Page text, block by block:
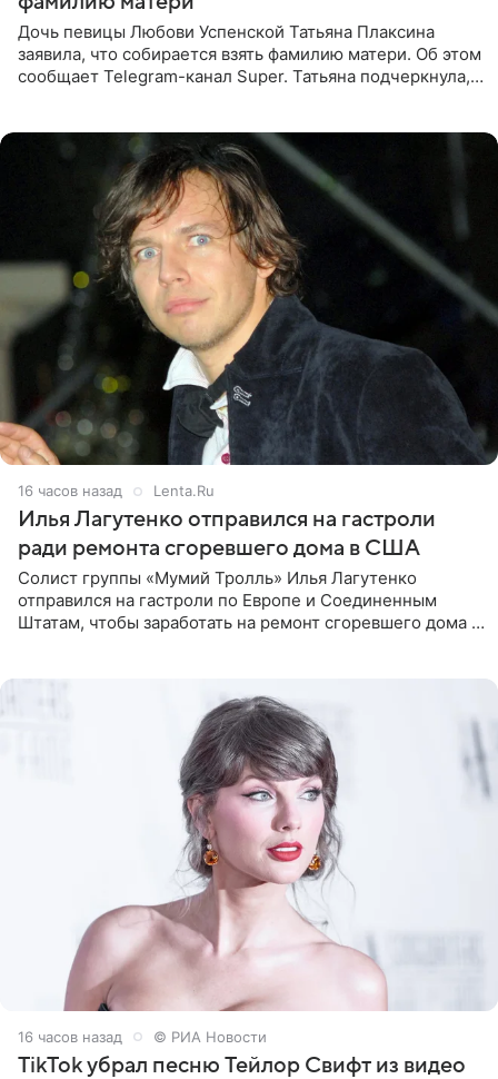
Дочь певицы Любови Успенской Татьяна Плаксина
заявила, что собирается взять фамилию матери. Об этом
сообщает Telegram-канал Super. Татьяна подчеркнула,
16 часов назад Lenta.Ru
Илья Лагутенко отправился на гастроли
ради ремонта сгоревшего дома в США
Солист группы «Мумий Тролль» Илья Лагутенко
отправился на гастроли по Европе и Соединенным
Штатам, чтобы заработать на ремонт сгоревшего дома в
16 часов назад © РИА Новости
TikTok убрал песню Тейлор Свифт из видео